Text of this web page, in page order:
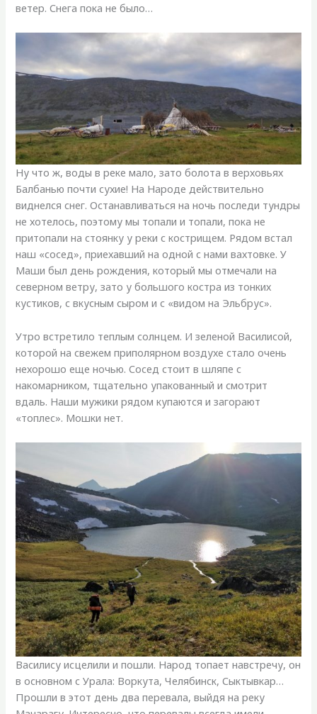
ветер. Снега пока не было…
Ну что ж, воды в реке мало, зато болота в верховьях
Балбанью почти сухие! На Народе действительно
виднелся снег. Останавливаться на ночь последи тундры
не хотелось, поэтому мы топали и топали, пока не
притопали на стоянку у реки с кострищем. Рядом встал
наш «сосед», приехавший на одной с нами вахтовке. У
Маши был день рождения, который мы отмечали на
северном ветру, зато у большого костра из тонких
кустиков, с вкусным сыром и с «видом на Эльбрус».
Утро встретило теплым солнцем. И зеленой Василисой,
которой на свежем приполярном воздухе стало очень
нехорошо еще ночью. Сосед стоит в шляпе с
накомарником, тщательно упакованный и смотрит
вдаль. Наши мужики рядом купаются и загорают
«топлес». Мошки нет.
Василису исцелили и пошли. Народ топает навстречу, он
в основном с Урала: Воркута, Челябинск, Сыктывкар…
Прошли в этот день два перевала, выйдя на реку